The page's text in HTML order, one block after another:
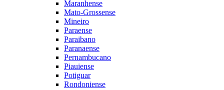
Maranhense
Mato-Grossense
Mineiro
Paraense
Paraibano
Paranaense
Pernambucano
Piauiense
Potiguar
Rondoniense